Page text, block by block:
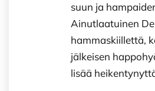
suun ja
Ainutlaatuinen
hammaskiillettä,
jälkeisen
lisää